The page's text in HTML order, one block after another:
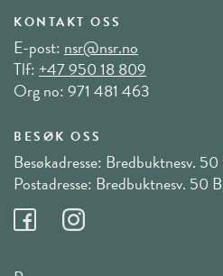
KONTAKT OSS
E-post:nsr@nsr.no
Tlf:+47 950 18 809
Org no: 971 481 463
BESØK OSS
Besøkadresse: Bredbuktnesv.
Postadresse: Bredbuktnesv. 50